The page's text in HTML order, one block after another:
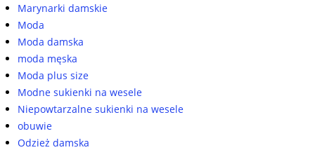
Marynarki damskie
Moda
Moda damska
moda męska
Moda plus size
Modne sukienki na wesele
Niepowtarzalne sukienki na wesele
obuwie
Odzież damska